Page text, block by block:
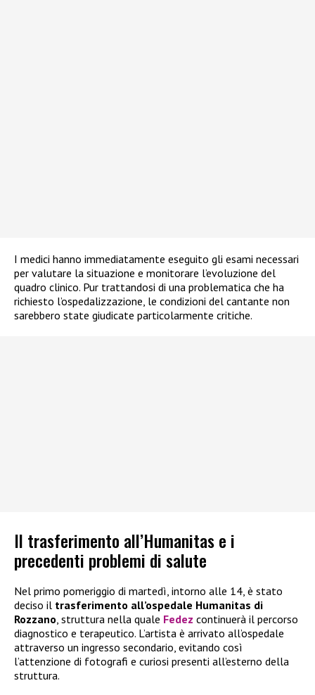
I medici hanno immediatamente eseguito gli esami necessari
per valutare la situazione e monitorare l’evoluzione del
quadro clinico. Pur trattandosi di una problematica che ha
richiesto l’ospedalizzazione, le condizioni del cantante non
sarebbero state giudicate particolarmente critiche.
Il trasferimento all’Humanitas e i
precedenti problemi di salute
Nel primo pomeriggio di martedì, intorno alle 14, è stato
deciso il trasferimento all’ospedale Humanitas di
Rozzano , struttura nella quale Fedez continuerà il percorso
diagnostico e terapeutico. L’artista è arrivato all’ospedale
attraverso un ingresso secondario, evitando così
l’attenzione di fotografi e curiosi presenti all’esterno della
struttura.